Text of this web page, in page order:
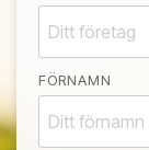
FÖRNAMN